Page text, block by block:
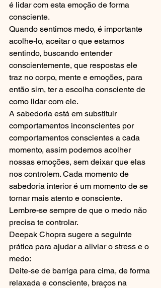
é lidar com esta emoção de forma
consciente.
Quando sentimos medo, é importante
acolhe-lo, aceitar o que estamos
sentindo, buscando entender
conscientemente, que respostas ele
traz no corpo, mente e emoções, para
então sim, ter a escolha consciente de
como lidar com ele.
A sabedoria está em substituir
comportamentos inconscientes por
comportamentos conscientes a cada
momento, assim podemos acolher
nossas emoções, sem deixar que elas
nos controlem. Cada momento de
sabedoria interior é um momento de se
tornar mais atento e consciente.
Lembre-se sempre de que o medo não
precisa te controlar.
Deepak Chopra sugere a seguinte
prática para ajudar a aliviar o stress e o
medo:
Deite-se de barriga para cima, de forma
relaxada e consciente, braços na